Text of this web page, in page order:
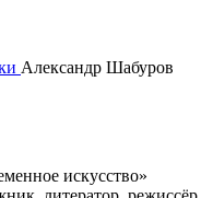
Александр Шабуров
искусство»